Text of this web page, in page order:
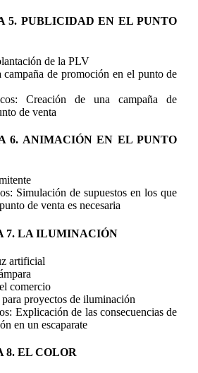
5. PUBLICIDAD EN EL PUNTO
de la PLV
de promoción en el punto de
Creación de una campaña de
de venta
6. ANIMACIÓN EN EL PUNTO
Simulación de supuestos en los que
de venta es necesaria
7. LA ILUMINACIÓN
artificial
comercio
proyectos de iluminación
Explicación de las consecuencias de
en un escaparate
EL COLOR